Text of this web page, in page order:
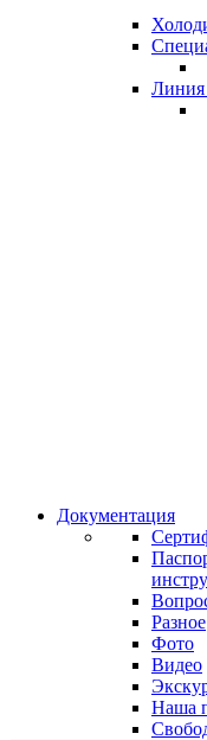
Линия
Документация
Разное
Фото
Видео
Наша